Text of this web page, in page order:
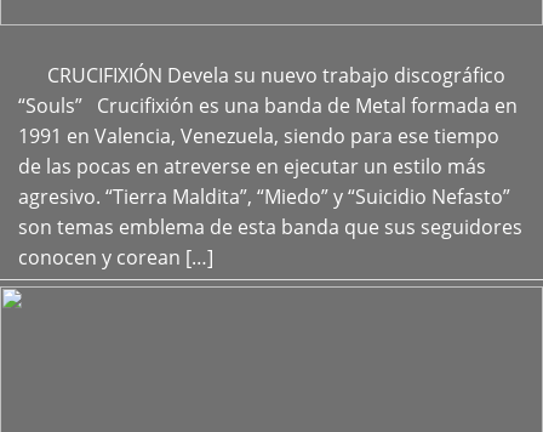
CRUCIFIXIÓN Devela su nuevo trabajo discográfico
“Souls” Crucifixión es una banda de Metal formada en
1991 en Valencia, Venezuela, siendo para ese tiempo
de las pocas en atreverse en ejecutar un estilo más
agresivo. “Tierra Maldita”, “Miedo” y “Suicidio Nefasto”
son temas emblema de esta banda que sus seguidores
conocen y corean […]
+